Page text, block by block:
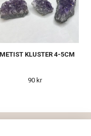
KLUSTER 4-5CM
90 kr